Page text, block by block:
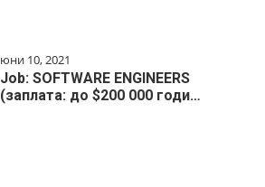
юни 10, 2021
Job: SOFTWARE ENGINEERS
(заплата: до $200 000 годи…